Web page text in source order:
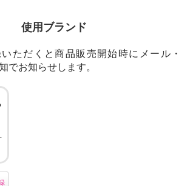
使用ブランド
いただくと商品販売開始時にメール・
でお知らせします。